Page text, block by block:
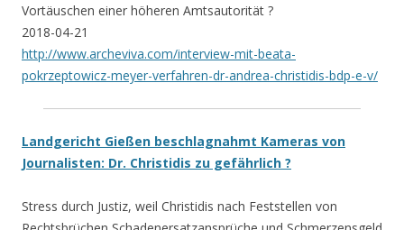
Vortäuschen einer höheren Amtsautorität ?
2018-04-21
http://www.archeviva.com/interview-mit-beata-
pokrzeptowicz-meyer-verfahren-dr-andrea-christidis-bdp-e-v/
Landgericht Gießen beschlagnahmt Kameras von
Journalisten: Dr. Christidis zu gefährlich ?
Stress durch Justiz, weil Christidis nach Feststellen von